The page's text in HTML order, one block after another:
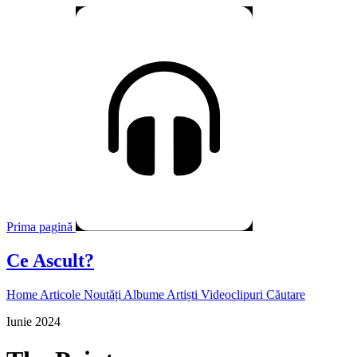
Prima pagină
Ce Ascult?
Home Articole Noutăți Albume Artiști Videoclipuri Căutare
Iunie 2024